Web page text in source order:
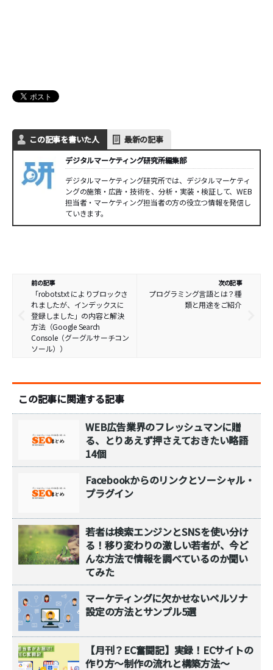
この記事を書いた人 最新の記事
デジタルマーケティング研究所編集部
デジタルマーケティング研究所では、デジタルマーケティ
ングの施策・広告・技術を、分析・実装・検証して、WEB
担当者・マーケティング担当者の方の役立つ情報を発信し
ていきます。
前の記事
「robots.txt によりブロックさ
れましたが、インデックスに
登録しました」の内容と解決
方法（Google Search
Console（グーグルサーチコン
ソール））
次の記事
プログラミング言語とは？種
類と用途をご紹介
この記事に関連する記事
WEB広告業界のフレッシュマンに贈
る、とりあえず押さえておきたい略語
14個
Facebookからのリンクとソーシャル・
プラグイン
若者は検索エンジンとSNSを使い分け
る！移り変わりの激しい若者が、今ど
んな方法で情報を調べているのか聞い
てみた
マーケティングに欠かせないペルソナ
設定の方法とサンプル5選
【月刊？EC奮闘記】実録！ECサイトの
作り方～制作の流れと構築方法～